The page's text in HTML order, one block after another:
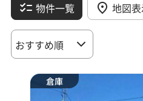
物件一覧 地図
倉庫